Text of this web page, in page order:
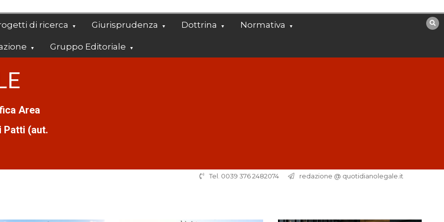
di ricerca Giurisprudenza Dottrina Normativa
Gruppo Editoriale
Area
Patti (aut.
Tel. 0039 376 2482074 redazione @ quotidianolegale.it